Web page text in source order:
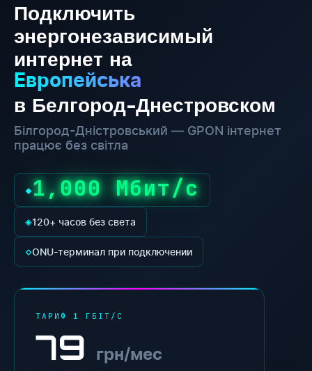
Подключить
энергонезависимый
интернет на
Европейська
в Белгород-Днестровском
Білгород-Дністровський — GPON інтернет
працює без світла
◆1,000 Мбит/с
◈120+ часов без света
◇ONU-терминал при подключении
ТАРИФ 1 ГБІТ/С
79 грн/мес